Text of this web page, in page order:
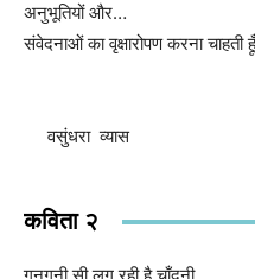
अनुभूतियों और…
संवेदनाओं का वृक्षारोपण करना चाहती
वसुंधरा व्यास
कविता २